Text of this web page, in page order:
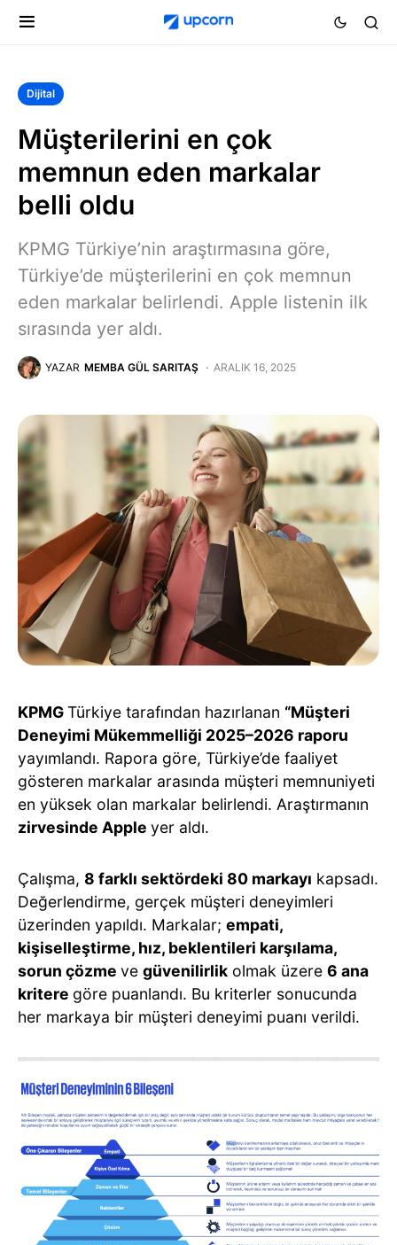
Dijital
Müşterilerini en çok
memnun eden markalar
belli oldu
KPMG Türkiye’nin araştırmasına göre,
Türkiye’de müşterilerini en çok memnun
eden markalar belirlendi. Apple listenin ilk
sırasında yer aldı.
YAZAR MEMBA GÜL SARITAŞ ARALIK 16, 2025
KPMGTürkiye tarafından hazırlanan “Müşteri
Deneyimi Mükemmelliği 2025–2026 raporu
yayımlandı. Rapora göre, Türkiye’de faaliyet
gösteren markalar arasında müşteri memnuniyeti
en yüksek olan markalar belirlendi. Araştırmanın
zirvesinde Apple yer aldı.
Çalışma, 8 farklı sektördeki 80 markayı kapsadı.
Değerlendirme, gerçek müşteri deneyimleri
üzerinden yapıldı. Markalar; empati,
kişiselleştirme, hız, beklentileri karşılama,
sorun çözme ve güvenilirlik olmak üzere 6 ana
kritere göre puanlandı. Bu kriterler sonucunda
her markaya bir müşteri deneyimi puanı verildi.